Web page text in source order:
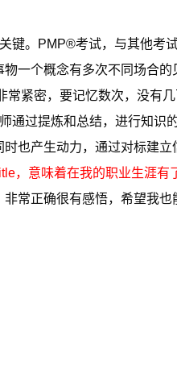
键。PMP®考试，与其他考
一个概念有多次不同场合
紧密，要记忆数次，没有
通过提炼和总结，进行知
也产生动力，通过对标建
，意味着在我的职业生涯有
常正确很有感悟，希望我